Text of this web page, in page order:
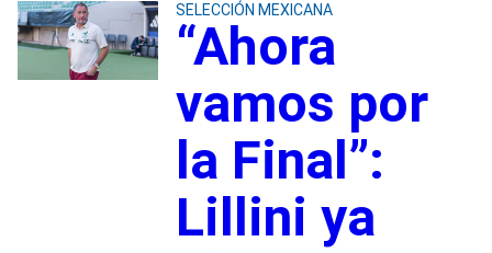
SELECCIÓN MEXICANA
“Ahora
vamos por
la Final”:
Lillini ya